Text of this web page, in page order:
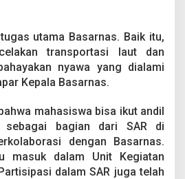
utama Basarnas. Baik itu,
transportasi laut dan
nyawa yang dialami
Kepala Basarnas.
mahasiswa bisa ikut andil
sebagai bagian dari SAR di
dengan Basarnas.
masuk dalam Unit Kegiatan
dalam SAR juga telah